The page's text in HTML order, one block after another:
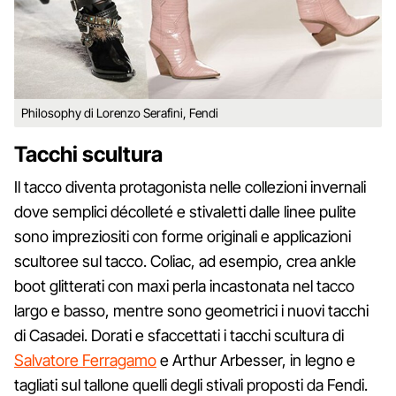
Philosophy di Lorenzo Serafini, Fendi
Tacchi scultura
Il tacco diventa protagonista nelle collezioni invernali
dove semplici décolleté e stivaletti dalle linee pulite
sono impreziositi con forme originali e applicazioni
scultoree sul tacco. Coliac, ad esempio, crea ankle
boot glitterati con maxi perla incastonata nel tacco
largo e basso, mentre sono geometrici i nuovi tacchi
di Casadei. Dorati e sfaccettati i tacchi scultura di
Salvatore Ferragamoe Arthur Arbesser, in legno e
tagliati sul tallone quelli degli stivali proposti da Fendi.